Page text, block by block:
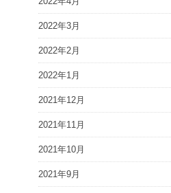
2022年3月
2022年2月
2022年1月
2021年12月
2021年11月
2021年10月
2021年9月